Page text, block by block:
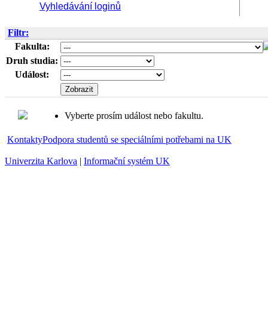
Vyhledávání loginů
Filtr:
Fakulta:
Druh studia:
Událost:
Vyberte prosím událost nebo fakultu.
KontaktyPodpora studentů se speciálními potřebami na UK
Univerzita Karlova | Informační systém UK